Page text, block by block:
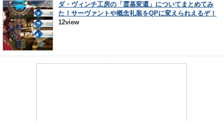
ダ・ヴィンチ工房の「霊基変還」についてまとめてみ
た！サーヴァントや概念礼装をQPに変えられえるぞ！
12view